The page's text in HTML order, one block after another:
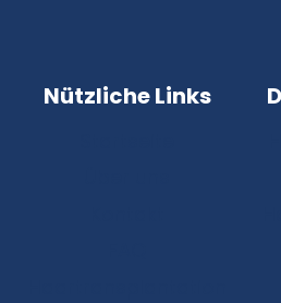
Nützliche Links